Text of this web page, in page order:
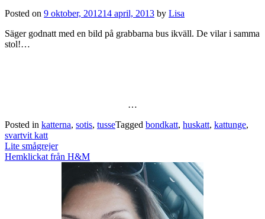
Posted on 9 oktober, 201214 april, 2013 by Lisa
Säger godnatt med en bild på grabbarna bus ikväll. De vilar i samma
stol!…
…
Posted in katterna, sotis, tusseTagged bondkatt, huskatt, kattunge,
svartvit katt
Post
navigation
Lite smågrejer
Hemklickat från H&M